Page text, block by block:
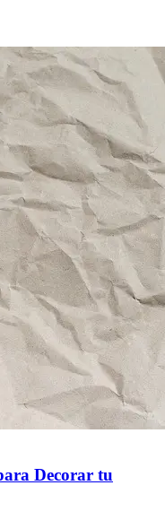
Decorar tu